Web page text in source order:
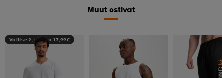
Muut ostivat
Valitse 2, maksa 17,99€